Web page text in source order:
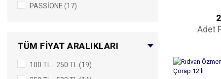
PASSİONE (17)
DAY MOD (12)
MÜJDE (10)
TÜM FIYAT ARALIKLARI
100 TL - 250 TL (19)
Adet